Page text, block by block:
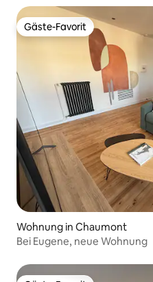
Gäste-Favorit
Gäste-Favorit
Wohnung in Chaumont
Bei Eugene, neue Wohnung